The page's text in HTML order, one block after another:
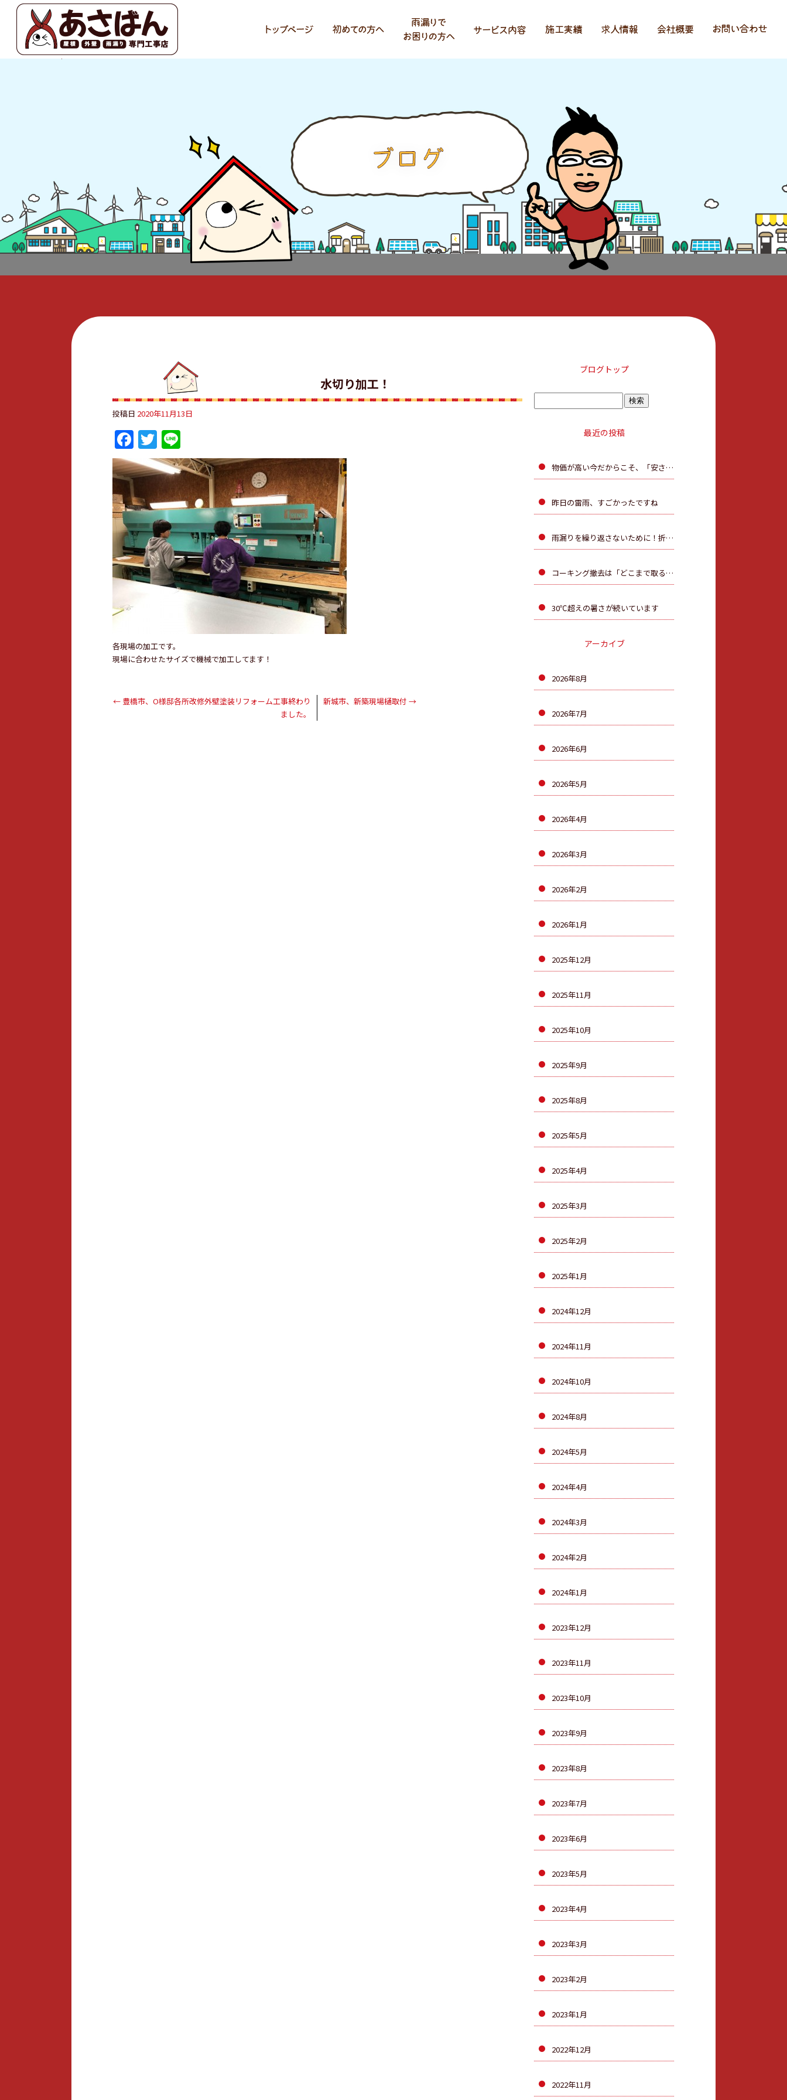
水切り加工！ |あさばん
水切り加工！
投稿日 2020年11月13日
Facebook
Twitter
各現場の加工です。
現場に合わせたサイズで機械で加工してます！
← 豊橋市、O様邸各所改修外壁塗装リフォーム工事終わり
ました。
新城市、新築現場樋取付 →
ブログトップ
最近の投稿
物価が高い今だからこそ、「安さ」だけで決めないで。
昨日の雷雨、すごかったですね
雨漏りを繰り返さないために！折板屋根のカバー工法を行 いました
コーキング撤去は「どこまで取るか」が大切です！
30℃超えの暑さが続いています
アーカイブ
2026年8月
2026年7月
2026年6月
2026年5月
2026年4月
2026年3月
2026年2月
2026年1月
2025年12月
2025年11月
2025年10月
2025年9月
2025年8月
2025年5月
2025年4月
2025年3月
2025年2月
2025年1月
2024年12月
2024年11月
2024年10月
2024年8月
2024年5月
2024年4月
2024年3月
2024年2月
2024年1月
2023年12月
2023年11月
2023年10月
2023年9月
2023年8月
2023年7月
2023年6月
2023年5月
2023年4月
2023年3月
2023年2月
2023年1月
2022年12月
2022年11月